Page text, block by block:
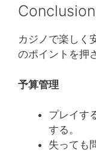
Conclusion
カジノで楽しく
のポイントを押
予算管理
プレイす
する。
失っても